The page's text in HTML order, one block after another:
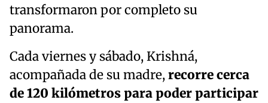
transformaron por completo su
panorama.
Cada viernes y sábado, Krishná,
acompañada de su madre,recorre cerca
de 120 kilómetros para poder participar